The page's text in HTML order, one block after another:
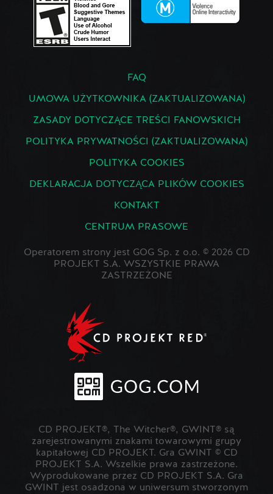
FAQ
UMOWA UŻYTKOWNIKA (ZAKTUALIZOWANA)
ZASADY DOTYCZĄCE TREŚCI FANOWSKICH
POLITYKA PRYWATNOŚCI (ZAKTUALIZOWANA)
POLITYKA COOKIES
DEKLARACJA DOTYCZĄCA PLIKÓW COOKIES
KONTAKT
CENTRUM PRASOWE
Operatorem strony jest GOG Sp. z o.o. © 2026 CD
PROJEKT S.A. WSZYSTKIE PRAWA
ZASTRZEŻONE
CD PROJEKT®, The Witcher®, GWINT® są
zarejestrowanymi znakami towarowymi grupy
kapitałowej CD PROJEKT. Gra GWINT © CD
PROJEKT S.A. Wszelkie prawa zastrzeżone.
Wyprodukowane przez CD PROJEKT S.A. Gra
GWINT jest osadzona w uniwersum stworzonym